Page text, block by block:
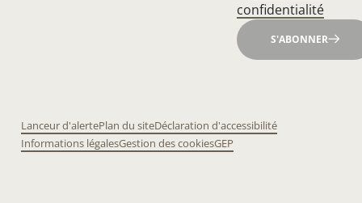
confidentialité
S'ABONNER
Lanceur d'alertePlan du siteDéclaration d'accessibilité
Informations légalesGestion des cookiesGEP